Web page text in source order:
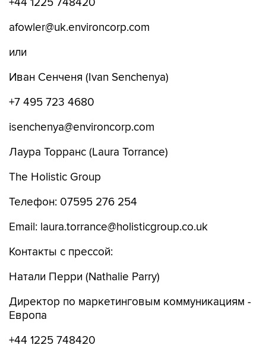
afowler@uk.environcorp.com
или
Иван Сенченя (Ivan Senchenya)
+7 495 723 4680
isenchenya@environcorp.com
Лаура Торранс (Laura Torrance)
The Holistic Group
Телефон: 07595 276 254
Email: laura.torrance@holisticgroup.co.uk
Контакты с прессой:
Натали Перри (Nathalie Parry)
Директор по маркетинговым коммуникациям -
Европа
+44 1225 748420